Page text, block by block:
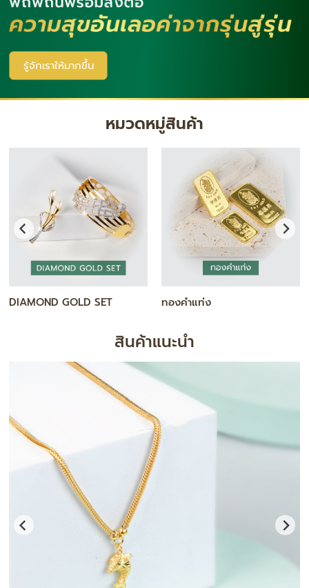
รู้จักเราให้มากขึ้น
หมวดหมู่สินค้า
DIAMOND GOLD SET ทองคำแท่ง
สินค้าแนะนำ